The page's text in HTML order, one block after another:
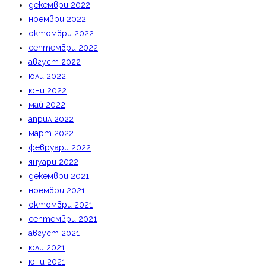
декември 2022
ноември 2022
октомври 2022
септември 2022
август 2022
юли 2022
юни 2022
май 2022
април 2022
март 2022
февруари 2022
януари 2022
декември 2021
ноември 2021
октомври 2021
септември 2021
август 2021
юли 2021
юни 2021